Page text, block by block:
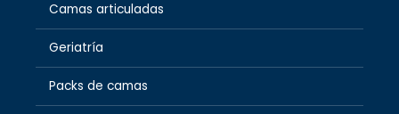
Camas articuladas
Geriatría
Packs de camas